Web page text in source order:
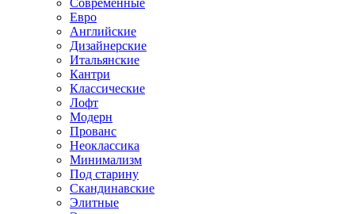
Современные
Евро
Английские
Дизайнерские
Итальянские
Кантри
Классические
Лофт
Модерн
Прованс
Неоклассика
Минимализм
Под старину
Скандинавские
Элитные